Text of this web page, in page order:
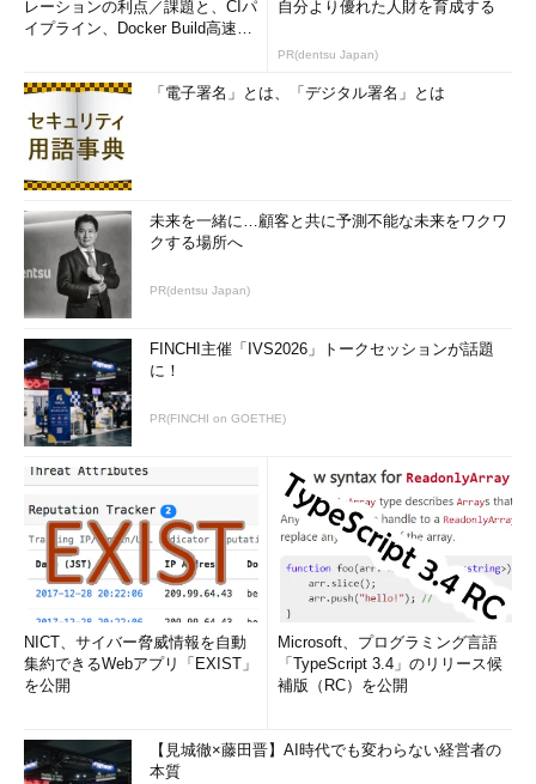
レーションの利点／課題と、CIパ
イプライン、Docker Build高速化
自分より優れた人財を育成する
PR(dentsu Japan)
「電子署名」とは、「デジタル署名」とは
未来を一緒に…顧客と共に予測不能な未来をワクワ
クする場所へ
PR(dentsu Japan)
FINCHI主催「IVS2026」トークセッションが話題
に！
PR(FINCHI on GOETHE)
NICT、サイバー脅威情報を自動
集約できるWebアプリ「EXIST」
を公開
Microsoft、プログラミング言語
「TypeScript 3.4」のリリース候
補版（RC）を公開
【見城徹×藤田晋】AI時代でも変わらない経営者の
本質